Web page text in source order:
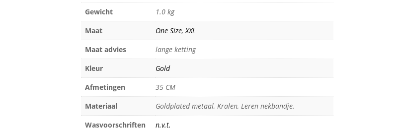
Gewicht
1.0 kg
Maat
One Size,XXL
Maat advies
lange ketting
Kleur
Gold
Afmetingen
35 CM
Materiaal
Goldplated metaal, Kralen, Leren nekbandje.
Wasvoorschriften
n.v.t.